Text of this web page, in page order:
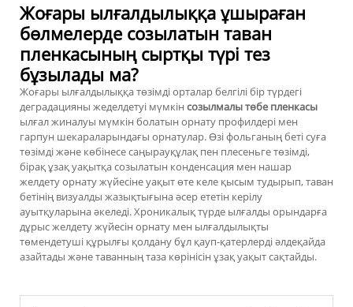
Жоғары ылғалдылыққа ұшыраған
бөлмелерде созылатын таван
пленкасының сыртқы түрі тез
бұзылады ма?
Жоғары ылғалдылыққа төзімді орталар белгілі бір түрдегі
деградацияны жеделдетуі мүмкін созылмалы төбе пленкасы
ылғал жиналуы мүмкін болатын орнату профилдері мен
гарпун шекараларындағы орнатулар. Өзі фольганың беті суға
төзімді және көбінесе саңырауқұлақ пен плесеньге төзімді,
бірақ ұзақ уақытқа созылатын конденсация мен нашар
желдету орнату жүйесіне уақыт өте келе қысым тудырып, таван
бетінің визуалды жазықтығына әсер ететін керілу
ауытқуларына әкеледі. Хроникалық түрде ылғалды орындарға
дұрыс желдету жүйесін орнату мен ылғалдылықты
төмендетуші құрылғы қолдану бұл қауп-қатерлерді әлдеқайда
азайтады және таванның таза көрінісін ұзақ уақыт сақтайды.